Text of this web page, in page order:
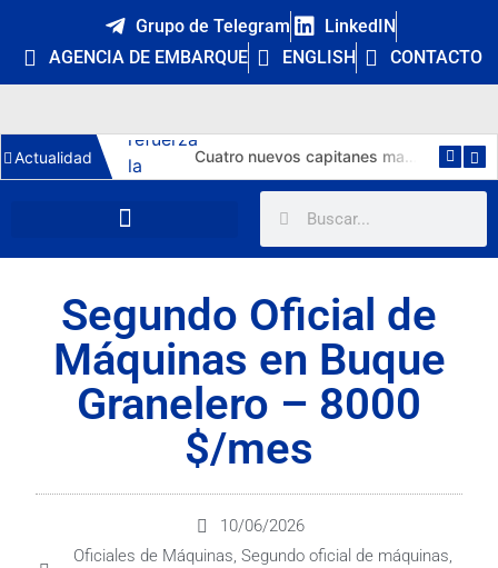
Grupo de Telegram
LinkedIN
AGENCIA DE EMBARQUE
ENGLISH CONTACTO
Actualidad
Francia invierte 260 M€ en cinco puertos para eólica flotante: ¿qué oportunidades abre a los marinos españoles? Cuatro nuevos capitanes marítimos: la DGMM refuerza la promoción interna y Málaga estrena primera capitana
Segundo Oficial de
Máquinas en Buque
Granelero – 8000
$/mes
10/06/2026
Oficiales de Máquinas, Segundo oficial de máquinas,